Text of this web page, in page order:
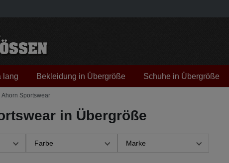
lang Bekleidung in Übergröße Schuhe in Übergröße
Ahorn Sportswear
in Übergröße
Farbe Marke